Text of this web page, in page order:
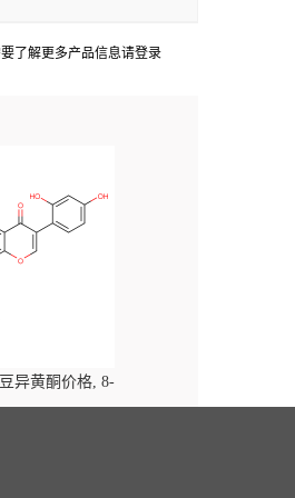
了解更多产品信息请登录
异黄酮价格, 8-
CAS号:125002-91-7